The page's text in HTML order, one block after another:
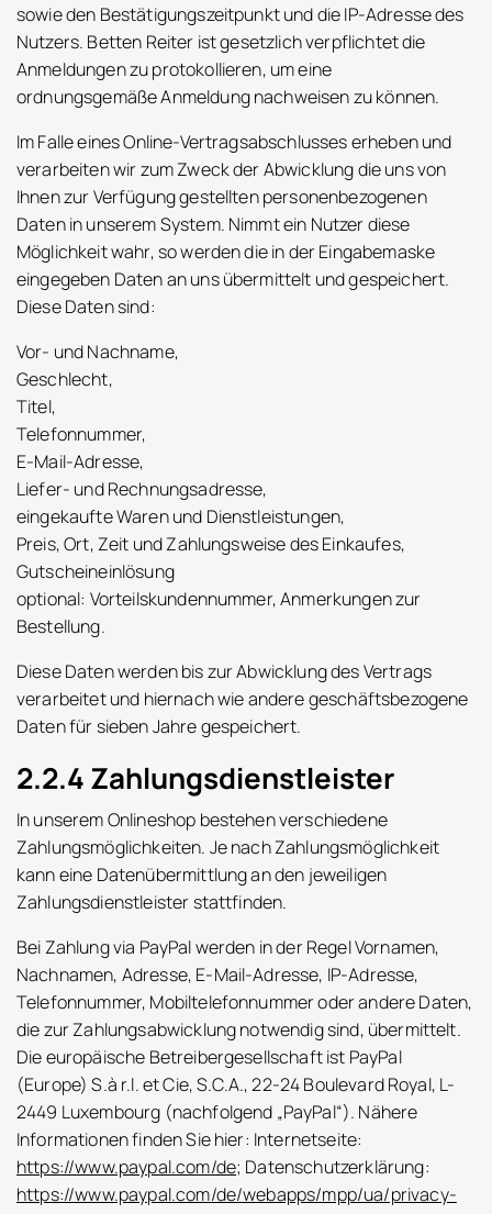
sowie den Bestätigungszeitpunkt und die IP-Adresse des
Nutzers. Betten Reiter ist gesetzlich verpflichtet die
Anmeldungen zu protokollieren, um eine
ordnungsgemäße Anmeldung nachweisen zu können.
Im Falle eines Online-Vertragsabschlusses erheben und
verarbeiten wir zum Zweck der Abwicklung die uns von
Ihnen zur Verfügung gestellten personenbezogenen
Daten in unserem System. Nimmt ein Nutzer diese
Möglichkeit wahr, so werden die in der Eingabemaske
eingegeben Daten an uns übermittelt und gespeichert.
Diese Daten sind:
Vor- und Nachname,
Geschlecht,
Titel,
Telefonnummer,
E-Mail-Adresse,
Liefer- und Rechnungsadresse,
eingekaufte Waren und Dienstleistungen,
Preis, Ort, Zeit und Zahlungsweise des Einkaufes,
Gutscheineinlösung
optional: Vorteilskundennummer, Anmerkungen zur
Bestellung.
Diese Daten werden bis zur Abwicklung des Vertrags
verarbeitet und hiernach wie andere geschäftsbezogene
Daten für sieben Jahre gespeichert.
2.2.4 Zahlungsdienstleister
In unserem Onlineshop bestehen verschiedene
Zahlungsmöglichkeiten. Je nach Zahlungsmöglichkeit
kann eine Datenübermittlung an den jeweiligen
Zahlungsdienstleister stattfinden.
Bei Zahlung via PayPal werden in der Regel Vornamen,
Nachnamen, Adresse, E-Mail-Adresse, IP-Adresse,
Telefonnummer, Mobiltelefonnummer oder andere Daten,
die zur Zahlungsabwicklung notwendig sind, übermittelt.
Die europäische Betreibergesellschaft ist PayPal
(Europe) S.à r.l. et Cie, S.C.A., 22-24 Boulevard Royal, L-
2449 Luxembourg (nachfolgend „PayPal“). Nähere
Informationen finden Sie hier: Internetseite:
https://www.paypal.com/de; Datenschutzerklärung:
https://www.paypal.com/de/webapps/mpp/ua/privacy-